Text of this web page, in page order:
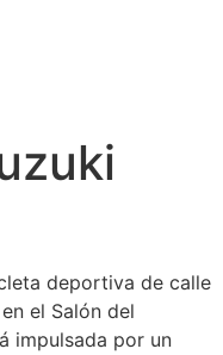
deportiva de calle
el Salón del
impulsada por un